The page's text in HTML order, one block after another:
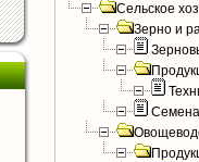
Сельское
Зерно и